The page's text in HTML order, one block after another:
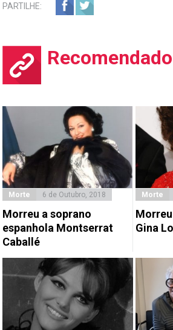
PARTILHE:
Morte 6 de Outubro, 2018
Morreu a soprano
espanhola Montserrat
Caballé
Morte
Gina